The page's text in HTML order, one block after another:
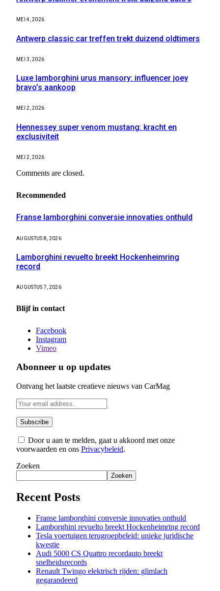
MEI 4, 2026
Antwerp classic car treffen trekt duizend oldtimers
MEI 3, 2026
Luxe lamborghini urus mansory: influencer joey
bravo’s aankoop
MEI 2, 2026
Hennessey super venom mustang: kracht en
exclusiviteit
MEI 2, 2026
Comments are closed.
Recommended
Franse lamborghini conversie innovaties onthuld
AUGUSTUS 8, 2026
Lamborghini revuelto breekt Hockenheimring
record
AUGUSTUS 7, 2026
Blijf in contact
Facebook
Instagram
Vimeo
Abonneer u op updates
Ontvang het laatste creatieve nieuws van CarMag
Door u aan te melden, gaat u akkoord met onze
voorwaarden en ons Privacybeleid.
Zoeken
Zoeken
Recent Posts
Franse lamborghini conversie innovaties onthuld
Lamborghini revuelto breekt Hockenheimring record
Tesla voertuigen terugroepbeleid: unieke juridische
kwestie
Audi 5000 CS Quattro recordauto breekt
snelheidsrecords
Renault Twingo elektrisch rijden: glimlach
gegarandeerd